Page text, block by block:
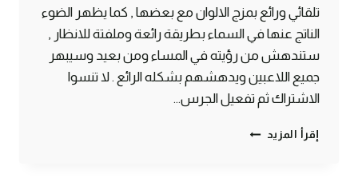
تلقائي ورائع بمزج الالوان مع بعضها , كما يظهر الضوء
الناتج عنها في السماء بطريقة رائعة وملفتة للانظار ,
ستندهش من رؤيته في المساء ومن بعيد وسيبهر
جميع اللاعبين ويدهشهم بشكله الرائع . لا تنسوا
الاشتراك ثم تفعيل الجرس…
إقرأ المزيد طريقة